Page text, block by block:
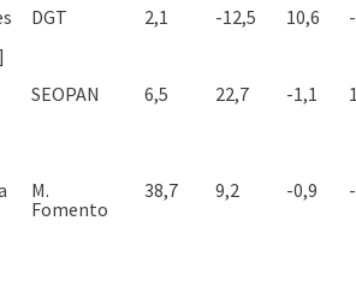
DGT 2,1 -12,5 10,6
SEOPAN 6,5 22,7 -1,1
M.
Fomento
38,7 9,2 -0,9